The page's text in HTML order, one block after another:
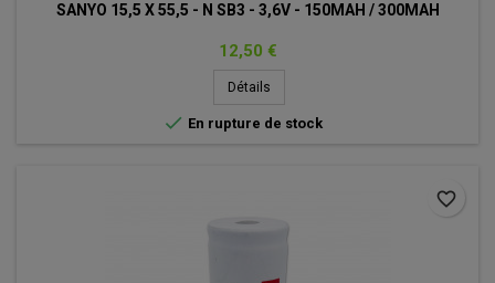
SANYO 15,5 X 55,5 - N SB3 - 3,6V - 150MAH / 300MAH
Prix
12,50 €
Détails
 En rupture de stock
favorite_border